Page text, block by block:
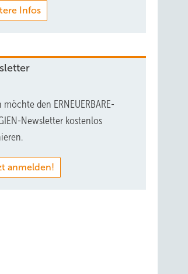
Infos
möchte den ERNEUERBARE-
Newsletter kostenlos
anmelden!